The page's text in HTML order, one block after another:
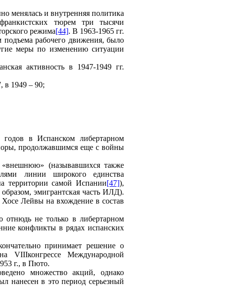
менялась и внутренняя политика
тюрем три тысячи
режима[44]. В 1963-1965 гг.
подъема рабочего движения, было
меры по изменению ситуации
активность в 1947-1949 гг.
в 1949 – 90;
в Испанском либертарном
продолжавшимся еще с войны
(называвшихся также
линии широкого единства
территории самой Испании[47]),
эмигрантская часть ИЛД).
Лейвы на вхождение в состав
отнюдь не только в либертарном
конфликты в рядах испанских
принимает решение о
VIIIконгрессе Международной
г., в Пюто.
множество акций, однако
нанесен в это период серьезный